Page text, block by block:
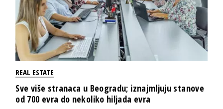
REAL ESTATE
Sve više stranaca u Beogradu; iznajmljuju stanove
od 700 evra do nekoliko hiljada evra